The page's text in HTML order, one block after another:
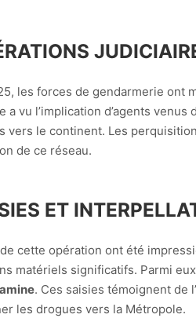
les forces de gendarmerie ont
a vu l’implication d’agents
vers le continent. Les
de ce réseau.
ET
cette opération ont été
matériels significatifs. Parmi
. Ces saisies témoignent de
les drogues vers la Métropole.